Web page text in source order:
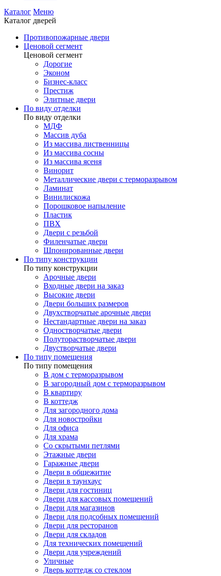
Каталог Меню
Каталог дверей
Противопожарные двери
Ценовой сегмент
Ценовой сегмент
Дорогие
Эконом
Бизнес-класс
Престиж
Элитные двери
По виду отделки
По виду отделки
МДФ
Массив дуба
Из массива лиственницы
Из массива сосны
Из массива ясеня
Винорит
Металлические двери с терморазрывом
Ламинат
Винилискожа
Порошковое напыление
Пластик
ПВХ
Двери с резьбой
Филенчатые двери
Шпонированные двери
По типу конструкции
По типу конструкции
Арочные двери
Входные двери на заказ
Высокие двери
Двери больших размеров
Двухстворчатые арочные двери
Нестандартные двери на заказ
Одностворчатые двери
Полуторастворчатые двери
Двустворчатые двери
По типу помещения
По типу помещения
В дом с терморазрывом
В загородный дом с терморазрывом
В квартиру
В коттедж
Для загородного дома
Для новостройки
Для офиса
Для храма
Со скрытыми петлями
Этажные двери
Гаражные двери
Двери в общежитие
Двери в таунхаус
Двери для гостиниц
Двери для кассовых помещений
Двери для магазинов
Двери для подсобных помещений
Двери для ресторанов
Двери для складов
Для технических помещений
Двери для учреждений
Уличные
Дверь коттедж со стеклом